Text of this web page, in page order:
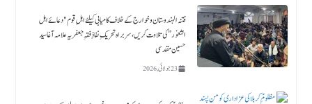
مظلومِؑ کربلا کی عزاداری کو من پسند سانچوں میں ڈھالنے کے بجائے
سیرتِ زینبؑ و زین العابدینؑ کی اتباع کی جائے۔ علامہ آغا حسین
مقدسی